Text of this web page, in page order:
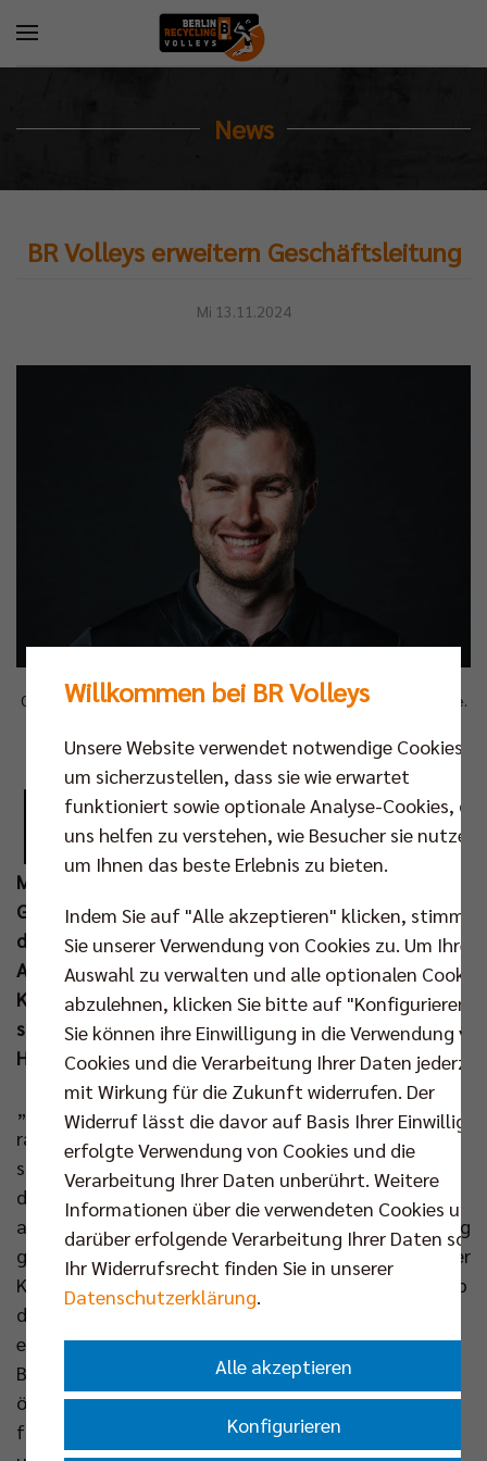
News
BR Volleys erweitern Geschäftsleitung
Mi 13.11.2024
Oliver Sotte übernimmt ab sofort die Leitung der Geschäftsstelle.
D
ie Berlin Recycling Volleys strukturieren ihre
Geschäftsführung neu. Oliver Sotte, bisher
Teammanager des amtierenden Deutschen
Meisters und Pokalsiegers, wird die Leitung der
Geschäftsstelle im Horst-Korber-Sportzentrum und
damit die Verantwortung für alle operativen
Aufgabenbereiche von Geschäftsführer Matthias
Klee übernehmen, der sich zukünftig verstärkt der
strategischen Entwicklung und der Vermarktung des
Hauptstadtklubs widmen wird.
„Die BR Volleys haben sich in den letzten Jahren
rasant entwickelt. Das betrifft nicht nur die
sportlichen Erfolge unserer Profimannschaft sowie
den Zuschauerzuspruch in der Max-Schmeling-Halle,
auch unser berlinweites Nachwuchskonzept ist stetig
gewachsen. Zudem unterstützen wir im Rahmen einer
Kooperation mit dem Berlin Brandenburger Sportclub
den Frauen- und Mädchenvolleyball in der Region,
engagieren uns in verschiedenen Projekten für die
Berliner Stadtgesellschaft und wollen mit einer
ökologischen Nachhaltigkeitsstrategie bei diesem
für zukünftige Generationen zentralen Thema
Willkommen bei BR Volleys
Unsere Website verwendet notwendige Cookies,
um sicherzustellen, dass sie wie erwartet
funktioniert sowie optionale Analyse-Cookies, die
uns helfen zu verstehen, wie Besucher sie nutzen,
um Ihnen das beste Erlebnis zu bieten.
Indem Sie auf "Alle akzeptieren" klicken, stimmen
Sie unserer Verwendung von Cookies zu. Um Ihre
Auswahl zu verwalten und alle optionalen Cookies
abzulehnen, klicken Sie bitte auf "Konfigurieren".
Sie können ihre Einwilligung in die Verwendung
Cookies und die Verarbeitung Ihrer Daten
mit Wirkung für die Zukunft widerrufen. Der
Widerruf lässt die davor auf Basis Ihrer
erfolgte Verwendung von Cookies und die
Verarbeitung Ihrer Daten unberührt. Weitere
Informationen über die verwendeten Cookies und
darüber erfolgende Verarbeitung Ihrer Daten
Ihr Widerrufsrecht finden Sie in unserer
Datenschutzerklärung
Alle akzeptieren
Konfigurieren